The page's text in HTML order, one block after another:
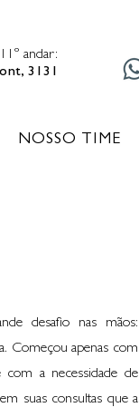
andar:
3131
NOSSO TIME
desafio nas mãos:
Começou apenas com
a necessidade de
suas consultas que a